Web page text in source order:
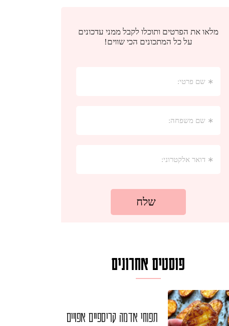
פוסטים אחרונים
תפוחי אדמה קריספיים אפויים